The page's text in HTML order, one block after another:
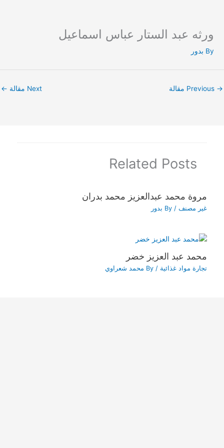
content
ورثه عبد الستار عباس اسماعيل
By بدور
→ Next مقالة ←
Related Posts
مروة محمد عبدالعزيز محمد بدران
غير مصنف / By بدور
محمد عبد العزيز خضر
تجارة مواد غذائية / By محمد شعراوي